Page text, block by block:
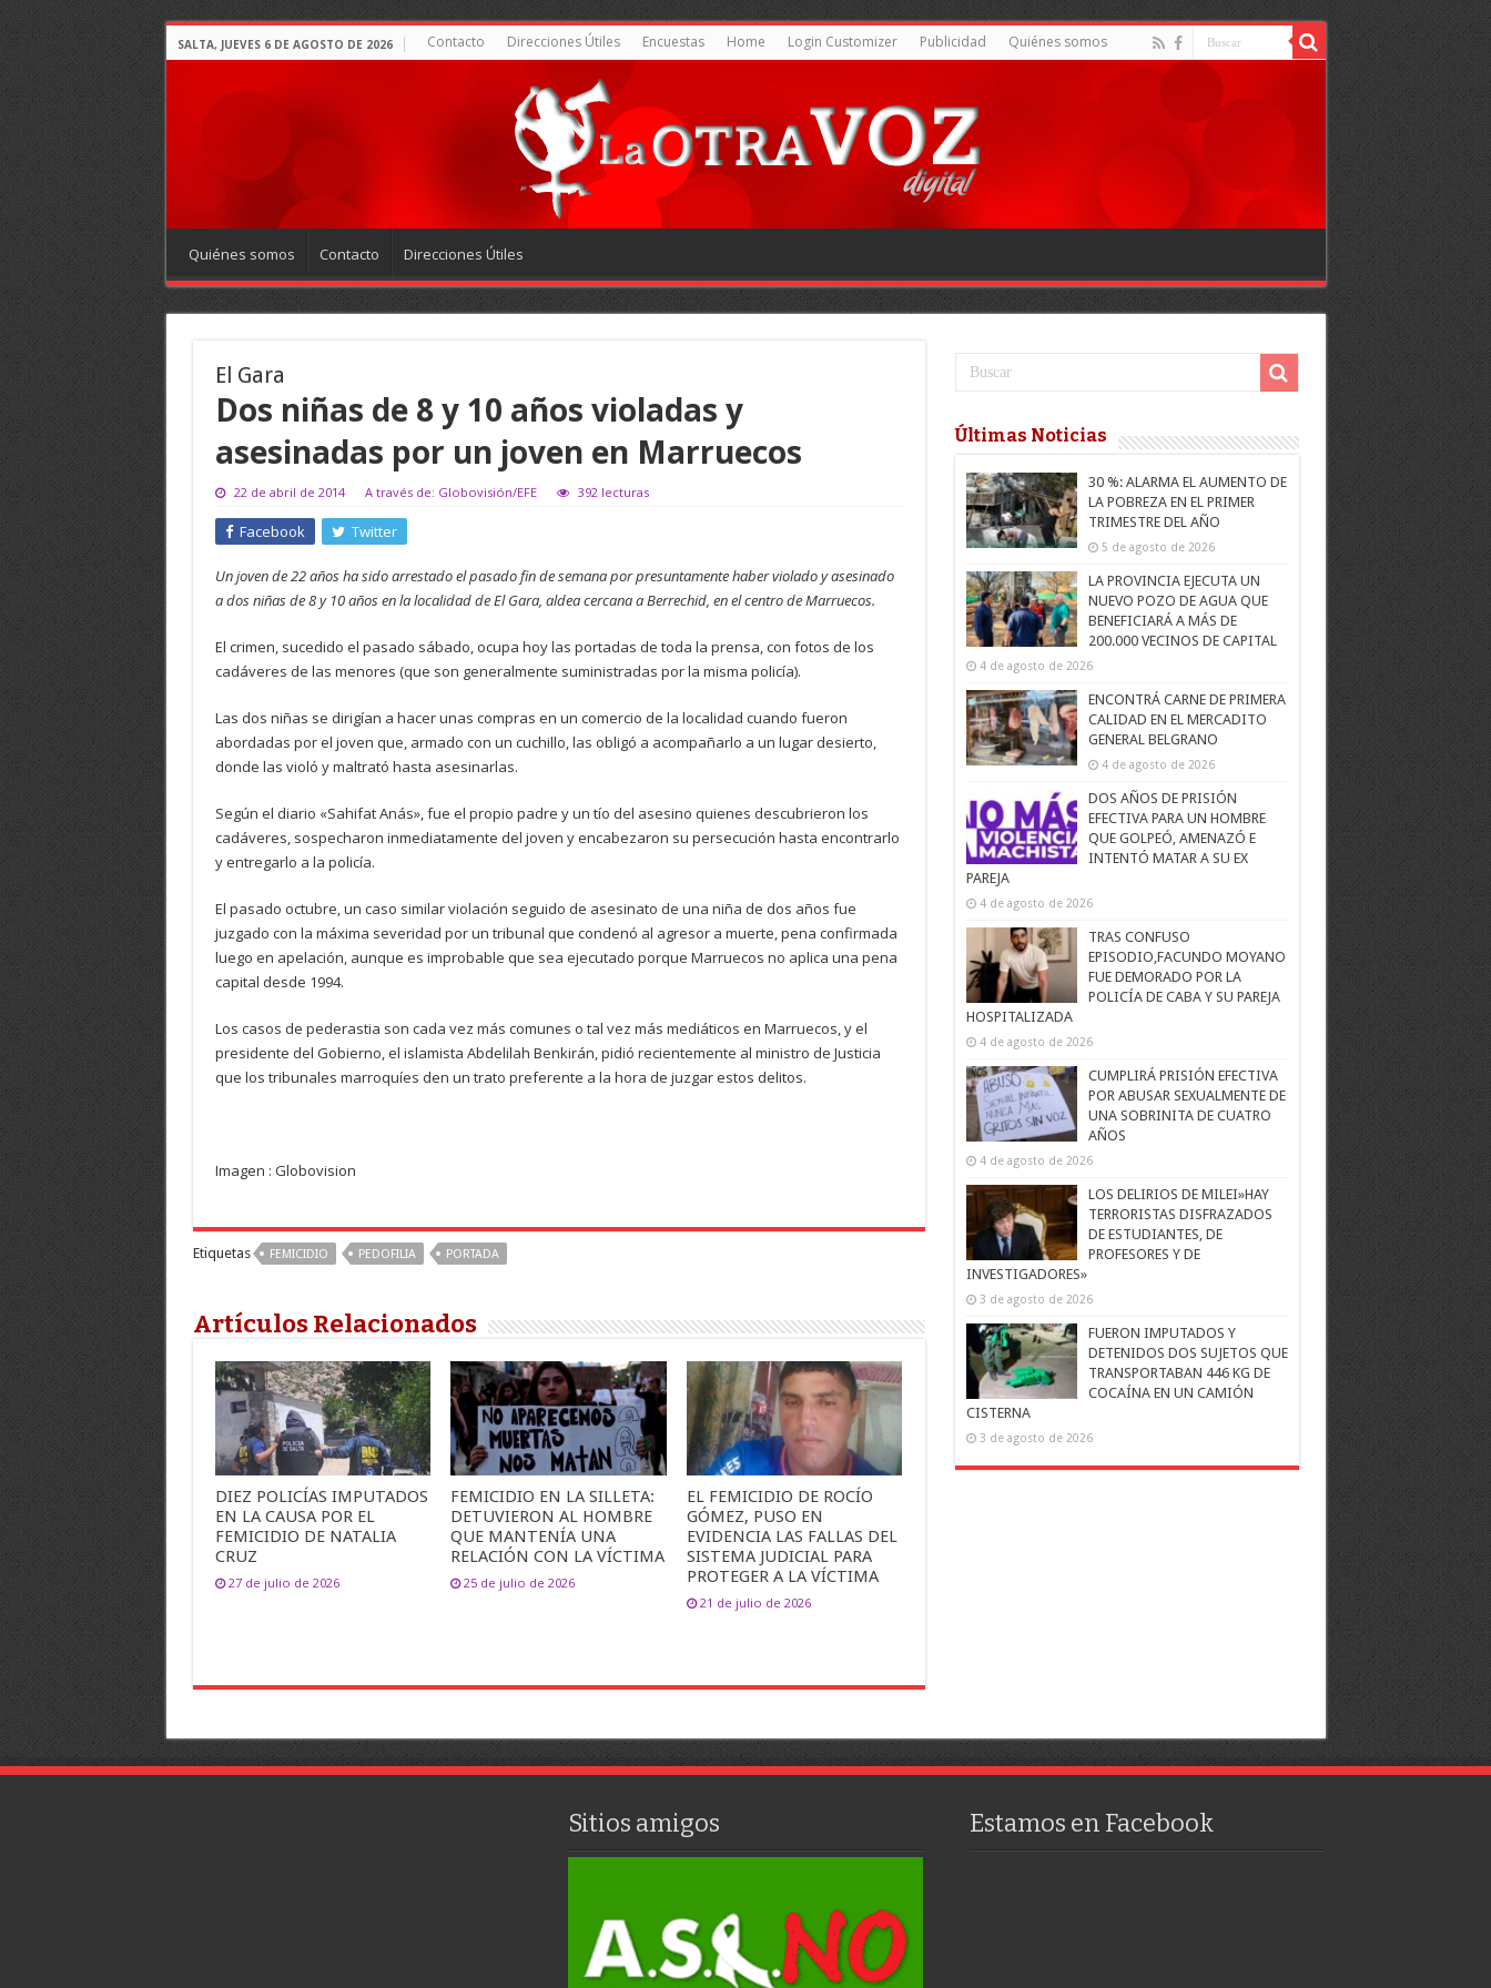
SALTA, JUEVES 6 DE AGOSTO DE 2026 Contacto Direcciones Útiles Encuestas Home Login Customizer Publicidad Quiénes somos
Quiénes somos Contacto Direcciones Útiles
El Gara
Dos niñas de 8 y 10 años violadas y
asesinadas por un joven en Marruecos
22 de abril de 2014 A través de: Globovisión/EFE 392 lecturas
Facebook Twitter
Un joven de 22 años ha sido arrestado el pasado fin de semana por presuntamente haber violado y asesinado
a dos niñas de 8 y 10 años en la localidad de El Gara, aldea cercana a Berrechid, en el centro de Marruecos.
El crimen, sucedido el pasado sábado, ocupa hoy las portadas de toda la prensa, con fotos de los
cadáveres de las menores (que son generalmente suministradas por la misma policía).
Las dos niñas se dirigían a hacer unas compras en un comercio de la localidad cuando fueron
abordadas por el joven que, armado con un cuchillo, las obligó a acompañarlo a un lugar desierto,
donde las violó y maltrató hasta asesinarlas.
Según el diario «Sahifat Anás», fue el propio padre y un tío del asesino quienes descubrieron los
cadáveres, sospecharon inmediatamente del joven y encabezaron su persecución hasta encontrarlo
y entregarlo a la policía.
El pasado octubre, un caso similar violación seguido de asesinato de una niña de dos años fue
juzgado con la máxima severidad por un tribunal que condenó al agresor a muerte, pena confirmada
luego en apelación, aunque es improbable que sea ejecutado porque Marruecos no aplica una pena
capital desde 1994.
Los casos de pederastia son cada vez más comunes o tal vez más mediáticos en Marruecos, y el
presidente del Gobierno, el islamista Abdelilah Benkirán, pidió recientemente al ministro de Justicia
que los tribunales marroquíes den un trato preferente a la hora de juzgar estos delitos.
Imagen : Globovision
Etiquetas FEMICIDIO PEDOFILIA PORTADA
Artículos Relacionados
DIEZ POLICÍAS IMPUTADOS
EN LA CAUSA POR EL
FEMICIDIO DE NATALIA
CRUZ
27 de julio de 2026
FEMICIDIO EN LA SILLETA:
DETUVIERON AL HOMBRE
QUE MANTENÍA UNA
RELACIÓN CON LA VÍCTIMA
25 de julio de 2026
EL FEMICIDIO DE ROCÍO
GÓMEZ, PUSO EN
EVIDENCIA LAS FALLAS DEL
SISTEMA JUDICIAL PARA
PROTEGER A LA VÍCTIMA
21 de julio de 2026
Últimas Noticias
30 %: ALARMA EL AUMENTO DE
LA POBREZA EN EL PRIMER
TRIMESTRE DEL AÑO
5 de agosto de 2026
LA PROVINCIA EJECUTA UN
NUEVO POZO DE AGUA QUE
BENEFICIARÁ A MÁS DE
200.000 VECINOS DE CAPITAL
4 de agosto de 2026
ENCONTRÁ CARNE DE PRIMERA
CALIDAD EN EL MERCADITO
GENERAL BELGRANO
4 de agosto de 2026
DOS AÑOS DE PRISIÓN
EFECTIVA PARA UN HOMBRE
QUE GOLPEÓ, AMENAZÓ E
INTENTÓ MATAR A SU EX
PAREJA
4 de agosto de 2026
TRAS CONFUSO
EPISODIO,FACUNDO MOYANO
FUE DEMORADO POR LA
POLICÍA DE CABA Y SU PAREJA
HOSPITALIZADA
4 de agosto de 2026
CUMPLIRÁ PRISIÓN EFECTIVA
POR ABUSAR SEXUALMENTE DE
UNA SOBRINITA DE CUATRO
AÑOS
4 de agosto de 2026
LOS DELIRIOS DE MILEI»HAY
TERRORISTAS DISFRAZADOS
DE ESTUDIANTES, DE
PROFESORES Y DE
INVESTIGADORES»
3 de agosto de 2026
FUERON IMPUTADOS Y
DETENIDOS DOS SUJETOS QUE
TRANSPORTABAN 446 KG DE
COCAÍNA EN UN CAMIÓN
CISTERNA
3 de agosto de 2026
Sitios amigos Estamos en Facebook